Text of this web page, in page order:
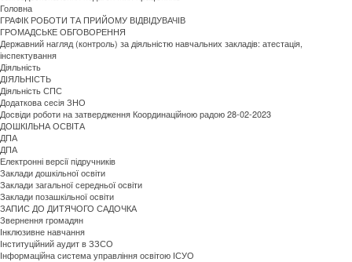
Головна
ГРАФІК РОБОТИ ТА ПРИЙОМУ ВІДВІДУВАЧІВ
ГРОМАДСЬКЕ ОБГОВОРЕННЯ
Державний нагляд (контроль) за діяльністю навчальних закладів: атестація,
інспектування
Діяльність
ДІЯЛЬНІСТЬ
Діяльність СПС
Додаткова сесія ЗНО
Досвіди роботи на затвердження Координаційною радою 28-02-2023
ДОШКІЛЬНА ОСВІТА
ДПА
ДПА
Електронні версії підручників
Заклади дошкільної освіти
Заклади загальної середньої освіти
Заклади позашкільної освіти
ЗАПИС ДО ДИТЯЧОГО САДОЧКА
Звернення громадян
Інклюзивне навчання
Інституційний аудит в ЗЗСО
Інформаційна система управління освітою ІСУО